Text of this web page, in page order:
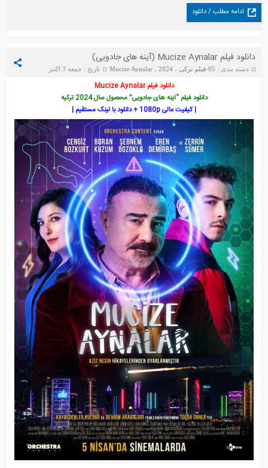
ادامه مطلب / دانلود
دانلود فیلم Mucize Aynalar (آینه‌ های جادویی)
دسته بندی : 05-فیلم ترکی ،2024 ،Mucize Aynalar
تاریخ : جمعه 3 اکتبر
دانلود فیلم Mucize Aynalar
دانلود فیلم “آینه‌ های جادویی” محصول سال 2024 ترکیه
| کیفیت عالی 1080p + دانلود با لینک مستقیم |